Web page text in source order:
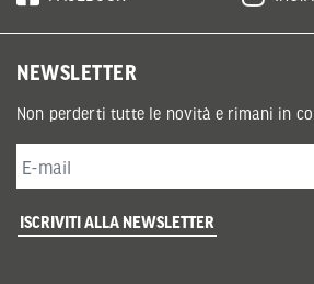
NEWSLETTER
Non perderti tutte le novità e rimani in
ISCRIVITI ALLA NEWSLETTER